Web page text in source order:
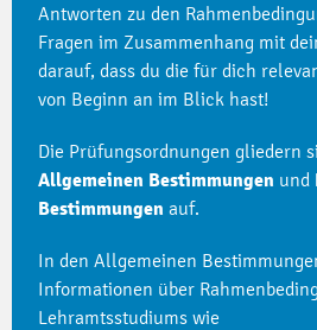
Antworten zu den
Fragen im Zusammenhang mit
darauf, dass du die für dich
von Beginn an im Blick hast!
Die Prüfungsordnungen gliedern
Allgemeinen Bestimmungen und
Bestimmungen auf.
In den Allgemeinen
Informationen über
Lehramtsstudiums wie